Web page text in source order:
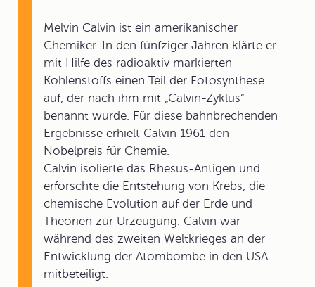
Melvin Calvin ist ein amerikanischer
Chemiker. In den fünfziger Jahren klärte er
mit Hilfe des radioaktiv markierten
Kohlenstoffs einen Teil der Fotosynthese
auf, der nach ihm mit „Calvin-Zyklus“
benannt wurde. Für diese bahnbrechenden
Ergebnisse erhielt Calvin 1961 den
Nobelpreis für Chemie.
Calvin isolierte das Rhesus-Antigen und
erforschte die Entstehung von Krebs, die
chemische Evolution auf der Erde und
Theorien zur Urzeugung. Calvin war
während des zweiten Weltkrieges an der
Entwicklung der Atombombe in den USA
mitbeteiligt.